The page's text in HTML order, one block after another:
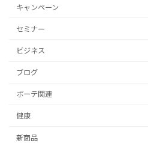
キャンペーン
セミナー
ビジネス
ブログ
ボーテ関連
健康
新商品